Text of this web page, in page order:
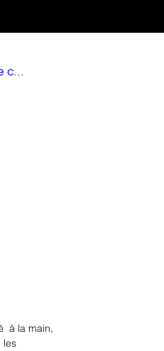
connecter
à la main,
les